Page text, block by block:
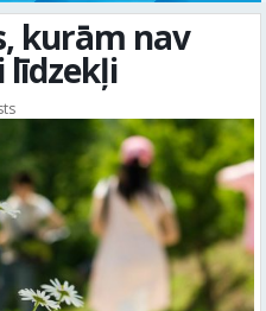
kurām nav
līdzekļi